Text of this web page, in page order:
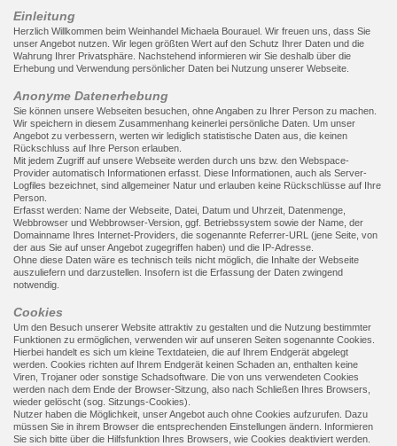
Einleitung
Herzlich Willkommen beim Weinhandel Michaela Bourauel. Wir freuen uns, dass Sie
unser Angebot nutzen. Wir legen größten Wert auf den Schutz Ihrer Daten und die
Wahrung Ihrer Privatsphäre. Nachstehend informieren wir Sie deshalb über die
Erhebung und Verwendung persönlicher Daten bei Nutzung unserer Webseite.
Anonyme Datenerhebung
Sie können unsere Webseiten besuchen, ohne Angaben zu Ihrer Person zu machen.
Wir speichern in diesem Zusammenhang keinerlei persönliche Daten. Um unser
Angebot zu verbessern, werten wir lediglich statistische Daten aus, die keinen
Rückschluss auf Ihre Person erlauben.
Mit jedem Zugriff auf unsere Webseite werden durch uns bzw. den Webspace-
Provider automatisch Informationen erfasst. Diese Informationen, auch als Server-
Logfiles bezeichnet, sind allgemeiner Natur und erlauben keine Rückschlüsse auf Ihre
Person.
Erfasst werden: Name der Webseite, Datei, Datum und Uhrzeit, Datenmenge,
Webbrowser und Webbrowser-Version, ggf. Betriebssystem sowie der Name, der
Domainname Ihres Internet-Providers, die sogenannte Referrer-URL (jene Seite, von
der aus Sie auf unser Angebot zugegriffen haben) und die IP-Adresse.
Ohne diese Daten wäre es technisch teils nicht möglich, die Inhalte der Webseite
auszuliefern und darzustellen. Insofern ist die Erfassung der Daten zwingend
notwendig.
Cookies
Um den Besuch unserer Website attraktiv zu gestalten und die Nutzung bestimmter
Funktionen zu ermöglichen, verwenden wir auf unseren Seiten sogenannte Cookies.
Hierbei handelt es sich um kleine Textdateien, die auf Ihrem Endgerät abgelegt
werden. Cookies richten auf Ihrem Endgerät keinen Schaden an, enthalten keine
Viren, Trojaner oder sonstige Schadsoftware. Die von uns verwendeten Cookies
werden nach dem Ende der Browser-Sitzung, also nach Schließen Ihres Browsers,
wieder gelöscht (sog. Sitzungs-Cookies).
Nutzer haben die Möglichkeit, unser Angebot auch ohne Cookies aufzurufen. Dazu
müssen Sie in ihrem Browser die entsprechenden Einstellungen ändern. Informieren
Sie sich bitte über die Hilfsfunktion Ihres Browsers, wie Cookies deaktiviert werden.